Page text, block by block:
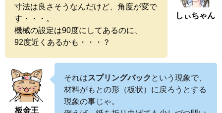
しぃちゃん
寸法は良さそうなんだけど、角度が変で
す・・・。
機械の設定は90度にしてあるのに、
92度近くあるかも・・・？
板金王
それはスプリングバック という現象で、
材料がもとの形（板状）に戻ろうとする
現象の事じゃ。